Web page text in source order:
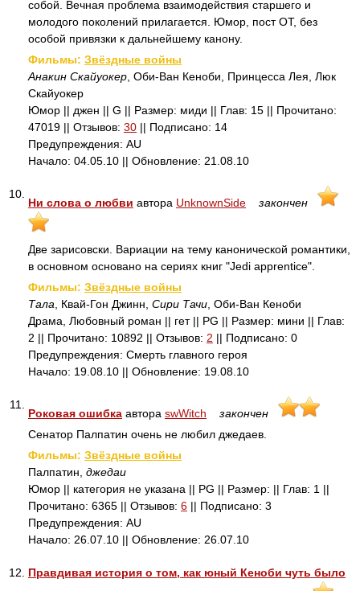
собой. Вечная проблема взаимодействия старшего и
молодого поколений прилагается. Юмор, пост ОТ, без
особой привязки к дальнейшему канону.
Фильмы: Звёздные войны
Анакин Скайуокер , Оби-Ван Кеноби, Принцесса Лея, Люк
Скайуокер
Юмор || джен || G || Размер: миди || Глав: 15 || Прочитано:
47019 || Отзывов: 30 || Подписано: 14
Предупреждения: AU
Начало: 04.05.10 || Обновление: 21.08.10
10.
Ни слова о любви автора UnknownSide закончен
Две зарисовски. Вариации на тему канонической романтики,
в основном основано на сериях книг "Jedi apprentice".
Фильмы: Звёздные войны
Тала , Квай-Гон Джинн, Сири Тачи , Оби-Ван Кеноби
Драма, Любовный роман || гет || PG || Размер: мини || Глав:
2 || Прочитано: 10892 || Отзывов: 2 || Подписано: 0
Предупреждения: Смерть главного героя
Начало: 19.08.10 || Обновление: 19.08.10
11.
Роковая ошибка автора swWitch
закончен
Сенатор Палпатин очень не любил джедаев.
Фильмы: Звёздные войны
Палпатин, джедаи
Юмор || категория не указана || PG || Размер: || Глав: 1 ||
Прочитано: 6365 || Отзывов: 6 || Подписано: 3
Предупреждения: AU
Начало: 26.07.10 || Обновление: 26.07.10
12. Правдивая история о том, как юный Кеноби чуть было